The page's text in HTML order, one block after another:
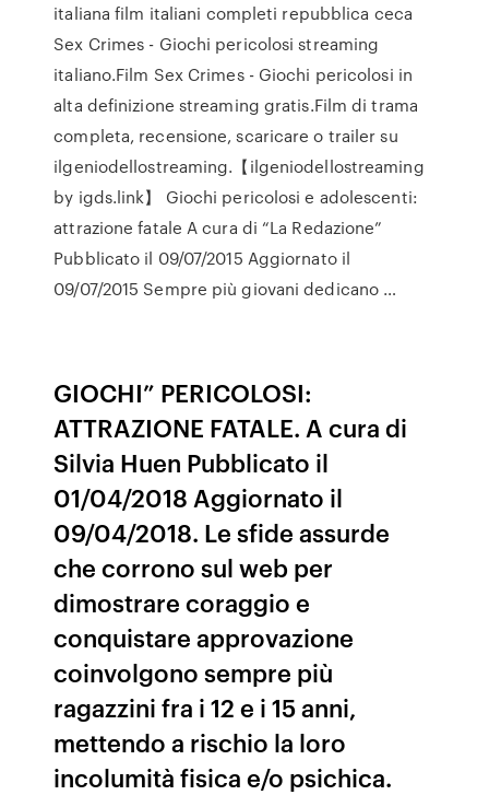
italiana film italiani completi repubblica ceca
Sex Crimes - Giochi pericolosi streaming
italiano.Film Sex Crimes - Giochi pericolosi in
alta definizione streaming gratis.Film di trama
completa, recensione, scaricare o trailer su
ilgeniodellostreaming.【ilgeniodellostreaming
by igds.link】 Giochi pericolosi e adolescenti:
attrazione fatale A cura di “La Redazione”
Pubblicato il 09/07/2015 Aggiornato il
09/07/2015 Sempre più giovani dedicano …
GIOCHI” PERICOLOSI:
ATTRAZIONE FATALE. A cura di
Silvia Huen Pubblicato il
01/04/2018 Aggiornato il
09/04/2018. Le sfide assurde
che corrono sul web per
dimostrare coraggio e
conquistare approvazione
coinvolgono sempre più
ragazzini fra i 12 e i 15 anni,
mettendo a rischio la loro
incolumità fisica e/o psichica.